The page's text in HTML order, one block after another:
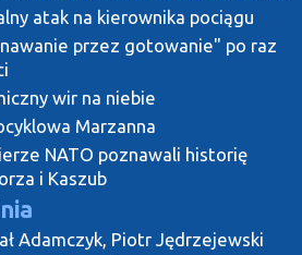
atak na kierownika pociągu
przez gotowanie" po raz
wir na niebie
Marzanna
NATO poznawali historię
i Kaszub
Adamczyk, Piotr Jędrzejewski